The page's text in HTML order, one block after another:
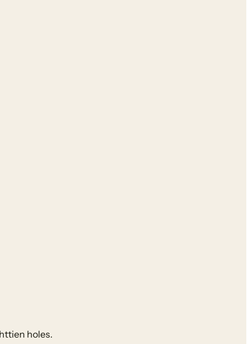
holes.